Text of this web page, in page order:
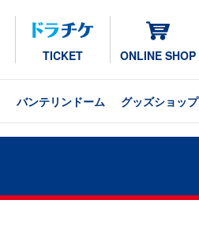
TICKET ONLINE SHOP
バンテリンドーム グッズショップ